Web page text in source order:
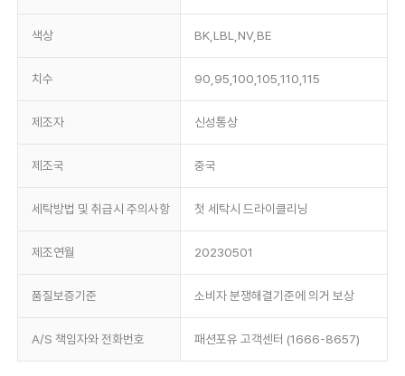
색상 BK,LBL,NV,BE
치수 90,95,100,105,110,115
제조자 신성통상
제조국 중국
세탁방법 및 취급시 주의사항 첫 세탁시 드라이클리닝
제조연월 20230501
품질보증기준 소비자 분쟁해결기준에 의거 보상
A/S 책임자와 전화번호 패션포유 고객센터 (1666-8657)